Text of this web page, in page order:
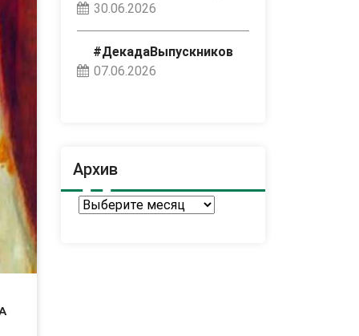
30.06.2026
#ДекадаВыпускников
07.06.2026
Архив
Архив